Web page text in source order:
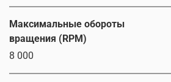
Максимальные обороты
вращения (RPM)
8 000